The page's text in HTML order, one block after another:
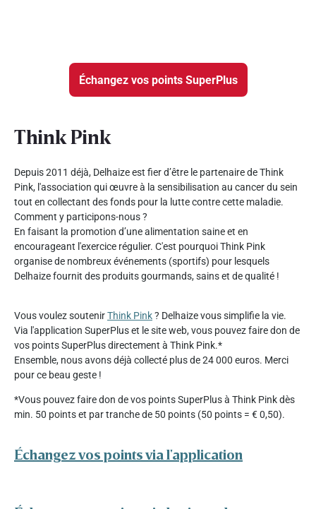
Échangez vos points SuperPlus
Think Pink
Depuis 2011 déjà, Delhaize est fier d’être le partenaire de Think
Pink, l'association qui œuvre à la sensibilisation au cancer du sein
tout en collectant des fonds pour la lutte contre cette maladie.
Comment y participons-nous ?
En faisant la promotion d’une alimentation saine et en
encourageant l'exercice régulier. C'est pourquoi Think Pink
organise de nombreux événements (sportifs) pour lesquels
Delhaize fournit des produits gourmands, sains et de qualité !
Vous voulez soutenirThink Pink? Delhaize vous simplifie la vie.
Via l'application SuperPlus et le site web, vous pouvez faire don de
vos points SuperPlus directement à Think Pink.*
Ensemble, nous avons déjà collecté plus de 24 000 euros. Merci
pour ce beau geste !
*Vous pouvez faire don de vos points SuperPlus à Think Pink dès
min. 50 points et par tranche de 50 points (50 points = € 0,50).
Échangez vos points via l'application